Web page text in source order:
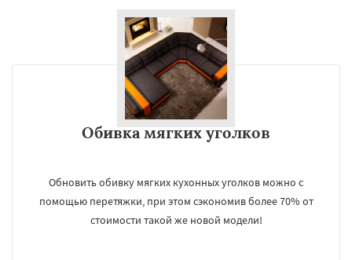
Обивка мягких уголков
Обновить обивку мягких кухонных уголков можно с
помощью перетяжки, при этом сэкономив более 70% от
стоимости такой же новой модели!